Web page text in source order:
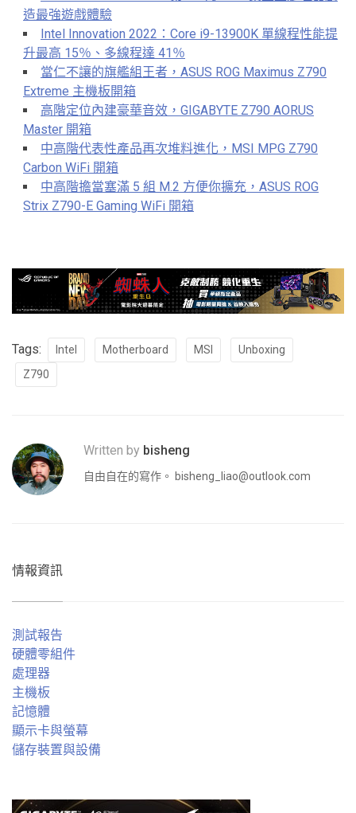
造最強遊戲體驗
Intel Innovation 2022：Core i9-13900K 單線程性能提
升最高 15％、多線程達 41％
當仁不讓的旗艦組王者，ASUS ROG Maximus Z790
Extreme 主機板開箱
高階定位內建豪華音效，GIGABYTE Z790 AORUS
Master 開箱
中高階代表性產品再次堆料進化，MSI MPG Z790
Carbon WiFi 開箱
中高階擔當塞滿 5 組 M.2 方便你擴充，ASUS ROG
Strix Z790-E Gaming WiFi 開箱
Tags: Intel Motherboard MSI
Unboxing
Z790
Written by bisheng
自由自在的寫作。 bisheng_liao@outlook.com
情報資訊
測試報告
硬體零組件
處理器
主機板
記憶體
顯示卡與螢幕
儲存裝置與設備